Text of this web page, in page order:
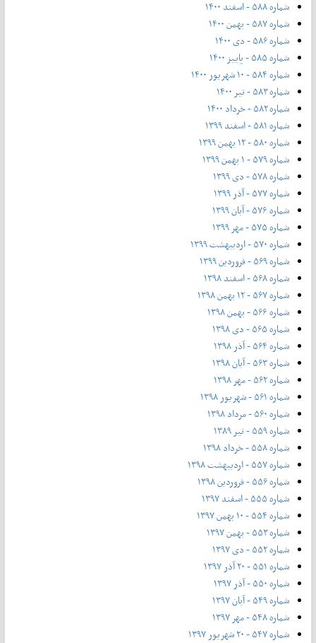
شماره ۵۸۸ - اسفند ۱۴۰۰
شماره ۵۸۷ - بهمن ۱۴۰۰
شماره ۵۸۶ - دی ۱۴۰۰
شماره ۵۸۵ - پاییز ۱۴۰۰
شماره ۵۸۴ - ۱۰ شهریور ۱۴۰۰
شماره ۵۸۳ - تیر ۱۴۰۰
شماره ۵۸۲ - خرداد ۱۴۰۰
شماره ۵۸۱ - اسفند ۱۳۹۹
شماره ۵۸۰ - ۱۲ بهمن ۱۳۹۹
شماره ۵۷۹ - ۱ بهمن ۱۳۹۹
شماره ۵۷۸ - دی ۱۳۹۹
شماره ۵۷۷ - آذر ۱۳۹۹
شماره ۵۷۶ - آبان ۱۳۹۹
شماره ۵۷۵ - مهر ۱۳۹۹
شماره ۵۷۰ - اردیبهشت ۱۳۹۹
شماره ۵۶۹ - فروردین ۱۳۹۹
شماره ۵۶۸ - اسفند ۱۳۹۸
شماره ۵۶۷ - ۱۲ بهمن ۱۳۹۸
شماره ۵۶۶ - بهمن ۱۳۹۸
شماره ۵۶۵ - دی ۱۳۹۸
شماره ۵۶۴ - آذر ۱۳۹۸
شماره ۵۶۳ - آیان ۱۳۹۸
شماره ۵۶۲ - مهر ۱۳۹۸
شماره ۵۶۱ - شهریور ۱۳۹۸
شماره ۵۶۰ - مرداد ۱۳۹۸
شماره ۵۵۹ - تیر ۱۳۸۹
شماره ۵۵۸ - خرداد ۱۳۹۸
شماره ۵۵۷ - اردیبهشت ۱۳۹۸
شماره ۵۵۶ - فروردین ۱۳۹۸
شماره ۵۵۵ - اسفند ۱۳۹۷
شماره ۵۵۴ - ۱۰ بهمن ۱۳۹۷
شماره ۵۵۳ - بهمن ۱۳۹۷
شماره ۵۵۲ - دی ۱۳۹۷
شماره ۵۵۱ - ۲۰ آذر ۱۳۹۷
شماره ۵۵۰ - آذر ۱۳۹۷
شماره ۵۴۹ - آبان ۱۳۹۷
شماره ۵۴۸ - مهر ۱۳۹۷
شماره ۵۴۷ - ۲۰ شهریور ۱۳۹۷